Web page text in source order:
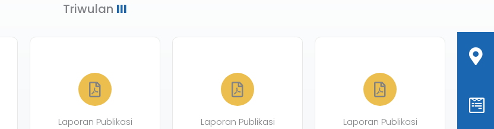
Triwulan III
Laporan Publikasi Laporan Publikasi Laporan Publikasi